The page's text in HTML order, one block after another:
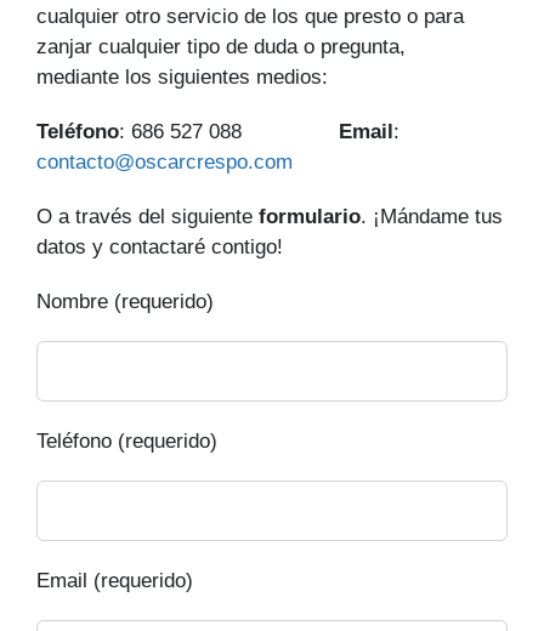
cualquier otro servicio de los que presto o para
zanjar cualquier tipo de duda o pregunta,
mediante los siguientes medios:
Teléfono: 686 527 088 Email :
contacto@oscarcrespo.com
O a través del siguiente formulario. ¡Mándame tus
datos y contactaré contigo!
Nombre (requerido)
Teléfono (requerido)
Email (requerido)